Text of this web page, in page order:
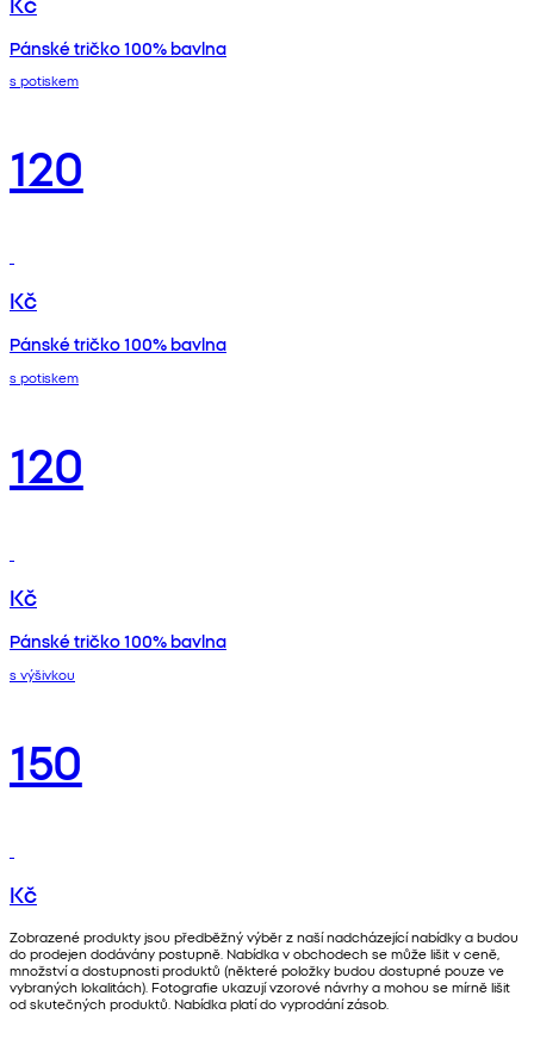
Pánské tričko 100% bavlna
s potiskem
120
Kč
Pánské tričko 100% bavlna
s potiskem
120
Kč
Pánské tričko 100% bavlna
s výšivkou
150
Kč
Zobrazené produkty jsou předběžný výběr z naší nadcházející nabídky a budou
do prodejen dodávány postupně. Nabídka v obchodech se může lišit v ceně,
množství a dostupnosti produktů (některé položky budou dostupné pouze ve
vybraných lokalitách). Fotografie ukazují vzorové návrhy a mohou se mírně lišit
od skutečných produktů. Nabídka platí do vyprodání zásob.